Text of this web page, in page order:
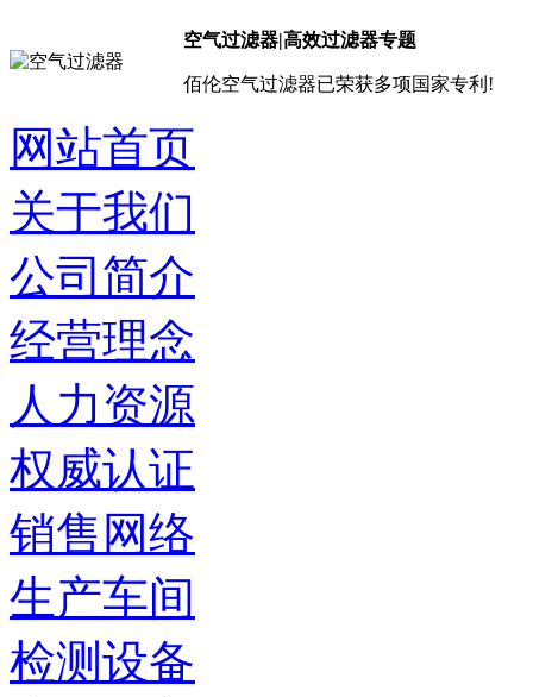
空气过滤器|高效过滤器专题
佰伦空气过滤器已荣获多项国家专利!
网站首页
关于我们
公司简介
经营理念
人力资源
权威认证
销售网络
生产车间
检测设备